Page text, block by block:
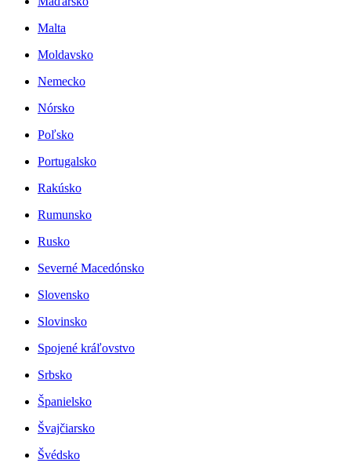
Malta
Moldavsko
Nemecko
Nórsko
Poľsko
Portugalsko
Rakúsko
Rumunsko
Rusko
Severné Macedónsko
Slovensko
Slovinsko
Spojené kráľovstvo
Srbsko
Španielsko
Švajčiarsko
Švédsko